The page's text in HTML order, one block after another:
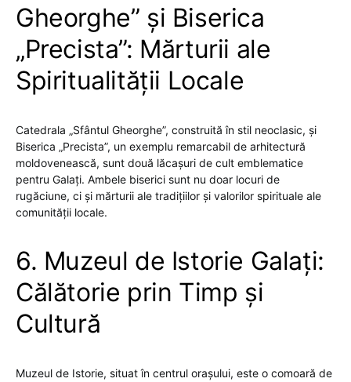
Gheorghe” și Biserica
„Precista”: Mărturii ale
Spiritualității Locale
Catedrala „Sfântul Gheorghe”, construită în stil neoclasic, și
Biserica „Precista”, un exemplu remarcabil de arhitectură
moldovenească, sunt două lăcașuri de cult emblematice
pentru Galați. Ambele biserici sunt nu doar locuri de
rugăciune, ci și mărturii ale tradițiilor și valorilor spirituale ale
comunității locale.
6. Muzeul de Istorie Galați:
Călătorie prin Timp și
Cultură
Muzeul de Istorie, situat în centrul orașului, este o comoară de